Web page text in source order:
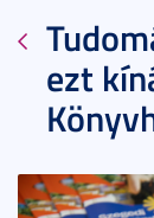
ezt